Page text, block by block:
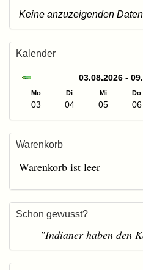
Keine anzuzeigenden
Kalender
03.08.2026 -
Mo Di Mi Do
03 04 05 06
Warenkorb
Warenkorb ist leer
Schon gewusst?
"Indianer haben den